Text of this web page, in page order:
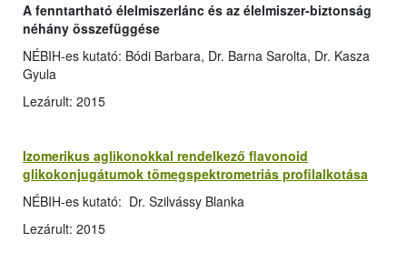
A fenntartható élelmiszerlánc és az élelmiszer-biztonság
néhány összefüggése
NÉBIH-es kutató: Bódi Barbara, Dr. Barna Sarolta, Dr. Kasza
Gyula
Lezárult: 2015
Izomerikus aglikonokkal rendelkező flavonoid
glikokonjugátumok tömegspektrometriás profilalkotása
NÉBIH-es kutató: Dr. Szilvássy Blanka
Lezárult: 2015